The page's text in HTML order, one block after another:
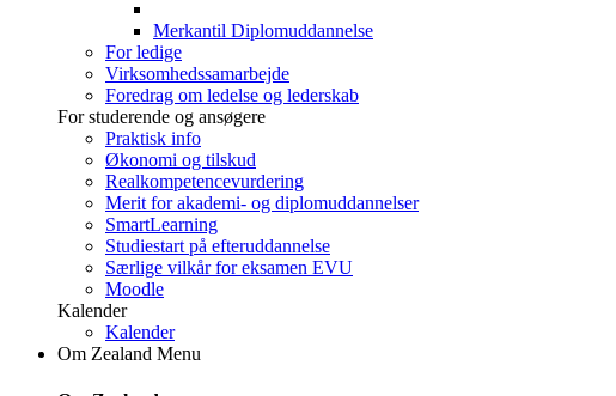
Merkantil Diplomuddannelse
For ledige
Virksomhedssamarbejde
Foredrag om ledelse og lederskab
For studerende og ansøgere
Praktisk info
Økonomi og tilskud
Realkompetencevurdering
Merit for akademi- og diplomuddannelser
SmartLearning
Studiestart på efteruddannelse
Særlige vilkår for eksamen EVU
Moodle
Kalender
Kalender
Om Zealand Menu